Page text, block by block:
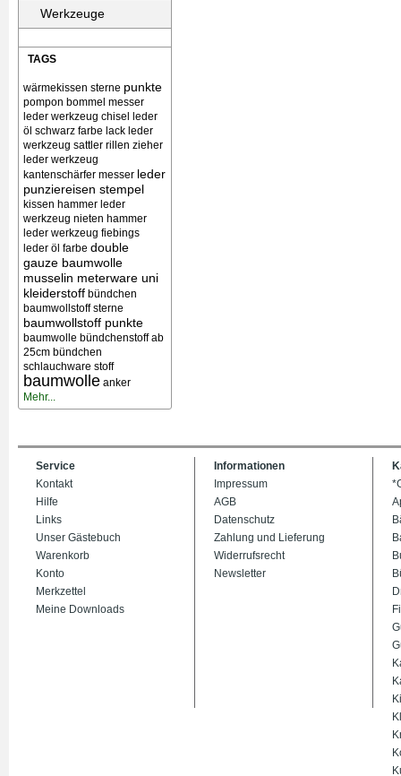
Werkzeuge
TAGS
wärmekissen sterne punkte
pompon bommel messer
leder werkzeug chisel
leder
öl schwarz farbe lack leder
werkzeug sattler rillen zieher
leder werkzeug
kantenschärfer messer leder
punziereisen stempel
kissen hammer leder
werkzeug nieten hammer
leder werkzeug fiebings
leder öl farbe double
gauze baumwolle
musselin meterware uni
kleiderstoff bündchen
baumwollstoff sterne
baumwollstoff punkte
baumwolle bündchenstoff ab
25cm bündchen
schlauchware stoff
baumwolle anker
Mehr...
Service
Kontakt
Hilfe
Links
Unser Gästebuch
Warenkorb
Konto
Merkzettel
Meine Downloads
Informationen
Impressum
AGB
Datenschutz
Zahlung und Lieferung
Widerrufsrecht
Newsletter